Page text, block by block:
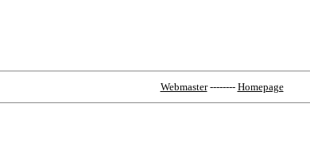
Webmaster-------- Homepage